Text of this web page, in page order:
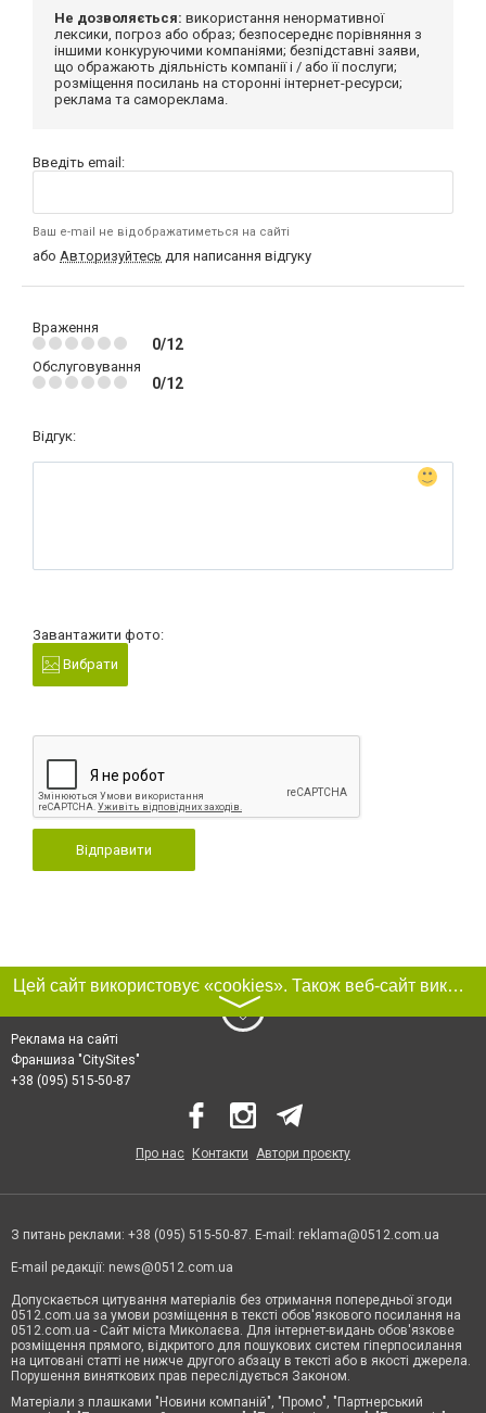
Не дозволяється: використання ненормативної
лексики, погроз або образ; безпосереднє порівняння з
іншими конкуруючими компаніями; безпідставні заяви,
що ображають діяльність компанії і / або її послуги;
розміщення посилань на сторонні інтернет-ресурси;
реклама та самореклама.
Введіть email:
Ваш e-mail не відображатиметься на сайті
або Авторизуйтесь для написання відгуку
Враження
0/12
Обслуговування
0/12
Відгук:
Завантажити фото:
Вибрати
Відправити
Цей сайт використовує «cookies». Також веб-сайт використовує інтернет-сервіс для збору технічних даних стосовно відвідувачів з метою отримання маркетингової та статистичної інформації. Умови обробки даних відвідувачів сайту див.
〉
Реклама на сайті
Франшиза "CitySites"
+38 (095) 515-50-87
Про нас Контакти Автори проєкту
З питань реклами: +38 (095) 515-50-87. E-mail: reklama@0512.com.ua
E-mail редакції: news@0512.com.ua
Допускається цитування матеріалів без отримання попередньої згоди
0512.com.ua за умови розміщення в тексті обов'язкового посилання на
0512.com.ua - Сайт міста Миколаєва. Для інтернет-видань обов'язкове
розміщення прямого, відкритого для пошукових систем гіперпосилання
на цитовані статті не нижче другого абзацу в тексті або в якості джерела.
Порушення виняткових прав переслідується Законом.
Матеріали з плашками "Новини компаній", "Промо", "Партнерський